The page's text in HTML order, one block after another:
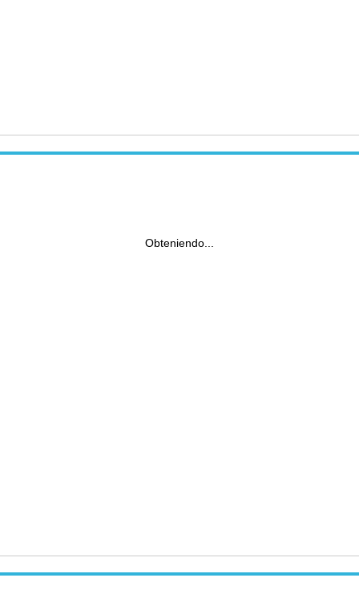
Obteniendo...